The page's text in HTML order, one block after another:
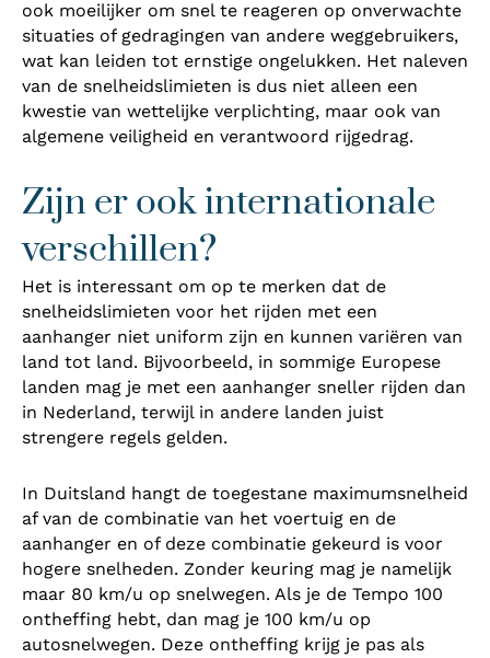
ook moeilijker om snel te reageren op onverwachte
situaties of gedragingen van andere weggebruikers,
wat kan leiden tot ernstige ongelukken. Het naleven
van de snelheidslimieten is dus niet alleen een
kwestie van wettelijke verplichting, maar ook van
algemene veiligheid en verantwoord rijgedrag.
Zijn er ook internationale
verschillen?
Het is interessant om op te merken dat de
snelheidslimieten voor het rijden met een
aanhanger niet uniform zijn en kunnen variëren van
land tot land. Bijvoorbeeld, in sommige Europese
landen mag je met een aanhanger sneller rijden dan
in Nederland, terwijl in andere landen juist
strengere regels gelden.
In Duitsland hangt de toegestane maximumsnelheid
af van de combinatie van het voertuig en de
aanhanger en of deze combinatie gekeurd is voor
hogere snelheden. Zonder keuring mag je namelijk
maar 80 km/u op snelwegen. Als je de Tempo 100
ontheffing hebt, dan mag je 100 km/u op
autosnelwegen. Deze ontheffing krijg je pas als